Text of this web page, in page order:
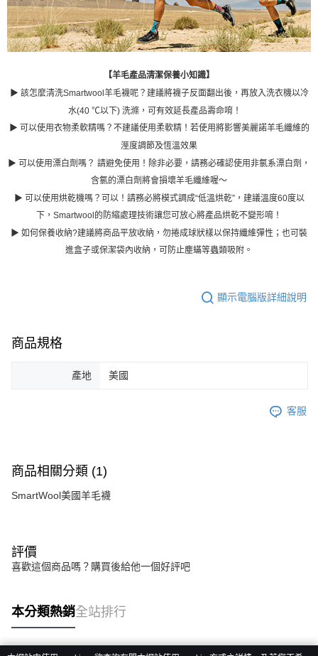
【羊毛產品清潔保養小知識】
▶ 該怎麼清洗Smartwool羊毛襪呢？建議將襪子反面翻出後，再放入洗衣機以冷
水(40 ℃以下) 洗滌，可有效延長產品壽命唷！
▶ 可以使用衣物柔軟精嗎？ 不建議使用柔軟精！若使用將影響美麗諾羊毛纖維的
溼度調節及恆溫效果
▶ 可以使用漂白劑嗎？ 請避免使用！除非必要，請務必確認使用非氯系漂白劑，
含氯的漂白劑將會損壞羊毛纖維喔～
▶ 可以使用烘乾機嗎？ 可以！請務必將模式調成“低溫烘乾”，建議溫度60度以
下，Smartwool的防縮處理技術讓您可放心將產品烘乾不變形唷！
▶ 如何保養收納?建議將商品平放收納，勿捲成球狀樣以保持纖維彈性；也可裝
進盒子或保潔袋內收納，可防止塵蟎等蟲類吸附。
顯示電腦版詳細說明
商品規格
產地 美國
客服
商品相關分類 (1)
SmartWool美國羊毛襪
評價
喜歡這個商品嗎？購買後給他一個好評吧
本分類熱銷全站排行